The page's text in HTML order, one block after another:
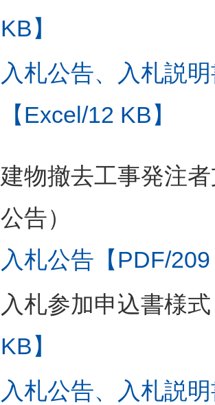
KB】
入札公告、入札説
【Excel/12 KB】
建物撤去工事発注
公告）
入札公告【PDF/
入札参加申込書様式
KB】
入札公告、入札説